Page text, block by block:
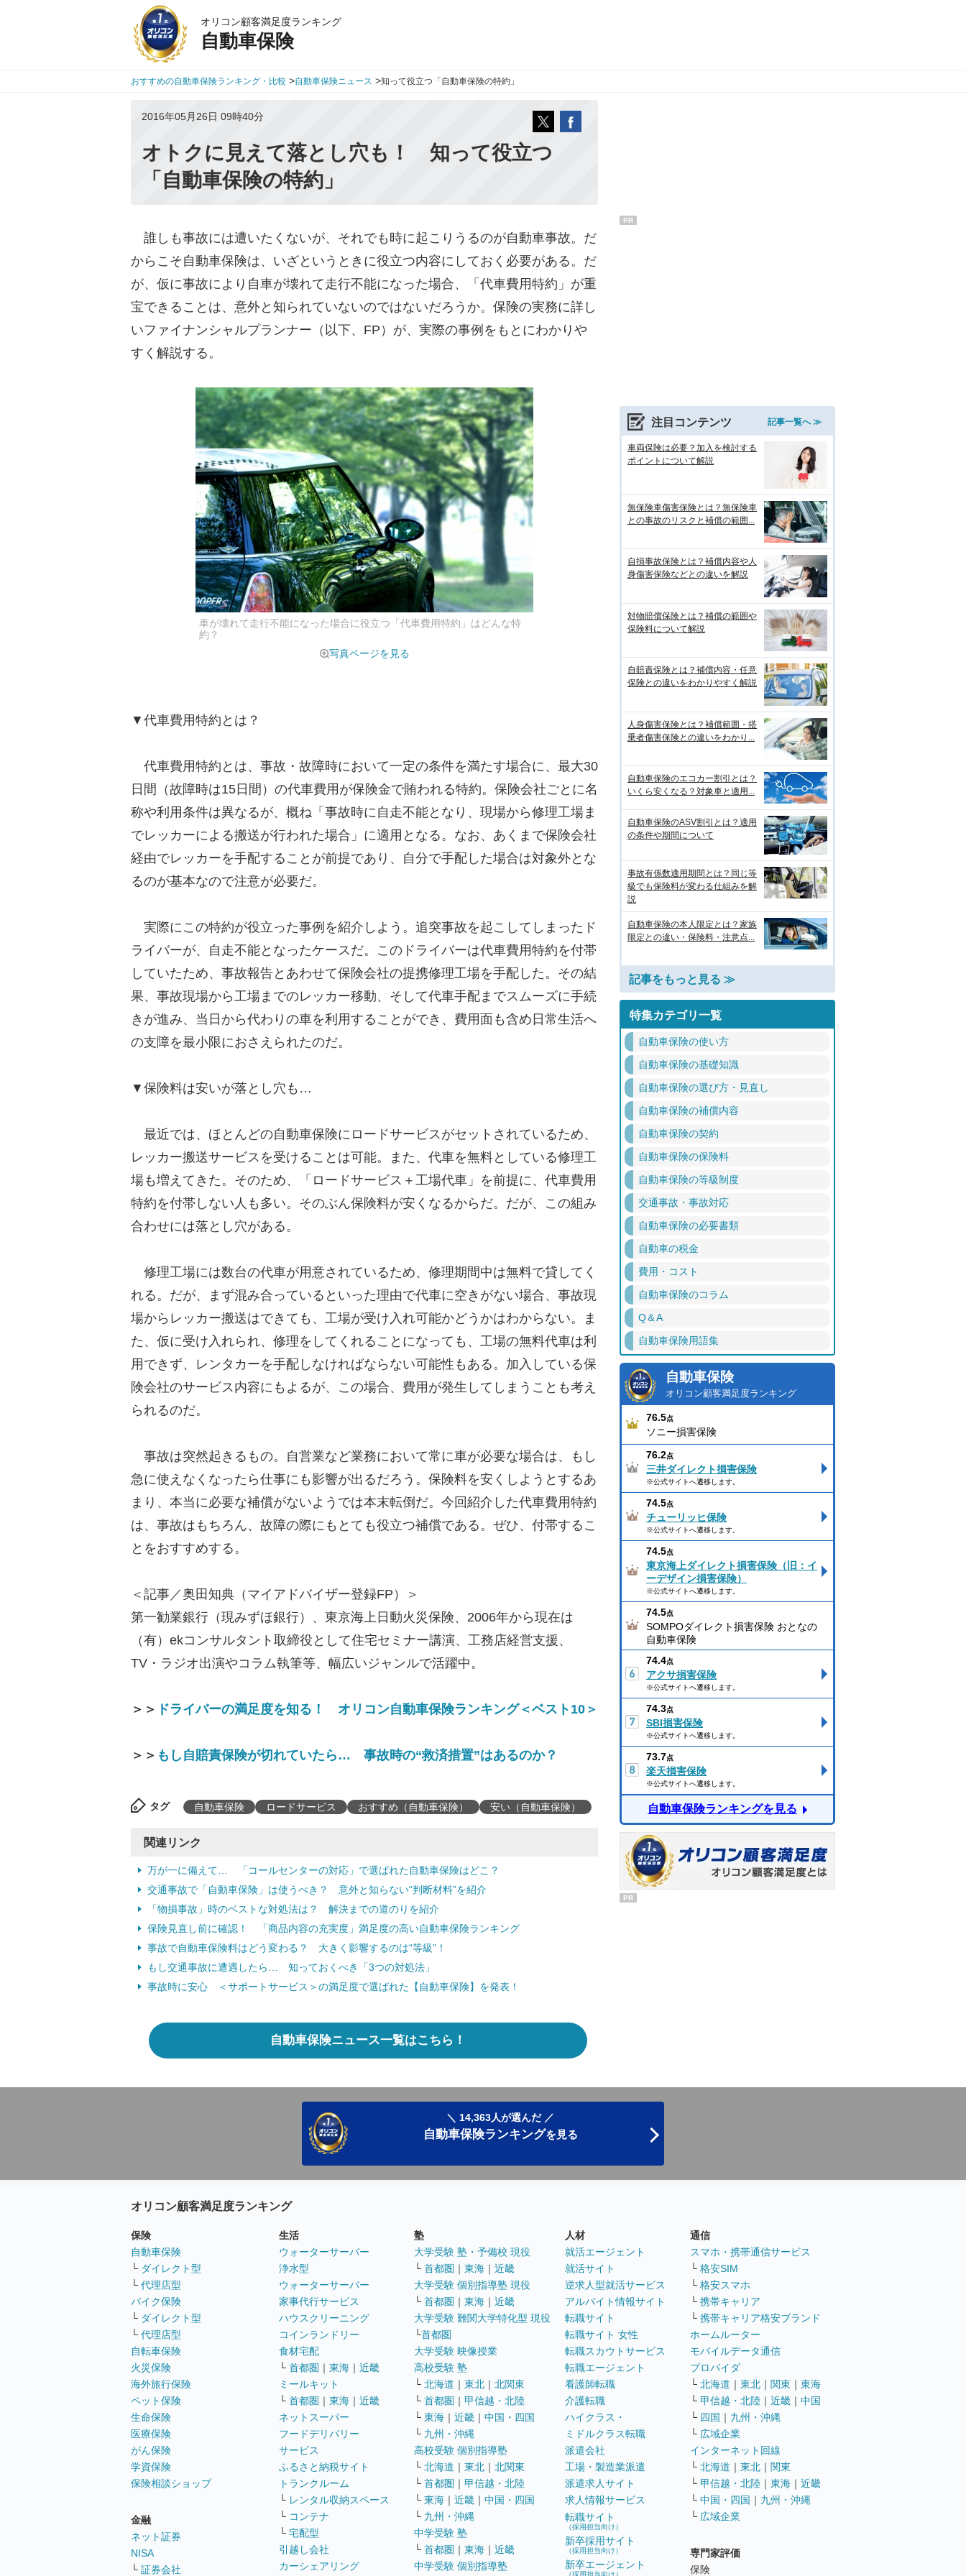
オリコン顧客満足度ランキング
自動車保険
おすすめの自動車保険ランキング・比較 >自動車保険ニュース >知って役立つ「自動車保険の特約」
2016年05月26日 09時40分
オトクに見えて落とし穴も！ 知って役立つ
「自動車保険の特約」
誰しも事故には遭いたくないが、それでも時に起こりうるのが自動車事故。だ
からこそ自動車保険は、いざというときに役立つ内容にしておく必要がある。だ
が、仮に事故により自車が壊れて走行不能になった場合、「代車費用特約」が重
宝できることは、意外と知られていないのではないだろうか。保険の実務に詳し
いファイナンシャルプランナー（以下、FP）が、実際の事例をもとにわかりや
すく解説する。
車が壊れて走行不能になった場合に役立つ「代車費用特約」はどんな特
約？
写真ページを見る
▼代車費用特約とは？
代車費用特約とは、事故・故障時において一定の条件を満たす場合に、最大30
日間（故障時は15日間）の代車費用が保険金で賄われる特約。保険会社ごとに名
称や利用条件は異なるが、概ね「事故時に自走不能となり、現場から修理工場ま
でレッカーによる搬送が行われた場合」に適用となる。なお、あくまで保険会社
経由でレッカーを手配することが前提であり、自分で手配した場合は対象外とな
るのが基本なので注意が必要だ。
実際にこの特約が役立った事例を紹介しよう。追突事故を起こしてしまったド
ライバーが、自走不能となったケースだ。このドライバーは代車費用特約を付帯
していたため、事故報告とあわせて保険会社の提携修理工場を手配した。その結
果、事故現場から工場までのレッカー移動、そして代車手配までスムーズに手続
きが進み、当日から代わりの車を利用することができ、費用面も含め日常生活へ
の支障を最小限におさえられたのだ。
▼保険料は安いが落とし穴も…
最近では、ほとんどの自動車保険にロードサービスがセットされているため、
レッカー搬送サービスを受けることは可能。また、代車を無料としている修理工
場も増えてきた。そのため、「ロードサービス＋工場代車」を前提に、代車費用
特約を付帯しない人も多い。そのぶん保険料が安くなるからだ。だが、この組み
合わせには落とし穴がある。
修理工場には数台の代車が用意されているため、修理期間中は無料で貸してく
れる。だが、まず混み合っているといった理由で代車に空きがない場合、事故現
場からレッカー搬送はできても、工場が受け入れ可能かどうかはわからない。ま
た、仮に受け入れられ、修理をしてくれることになっても、工場の無料代車は利
用できず、レンタカーを手配しなければならない可能性もある。加入している保
険会社のサービス内容にもよるが、この場合、費用が発生してしまうことも考え
られるのだ。
事故は突然起きるもの。自営業など業務において常に車が必要な場合は、もし
急に使えなくなったら仕事にも影響が出るだろう。保険料を安くしようとするあ
まり、本当に必要な補償がないようでは本末転倒だ。今回紹介した代車費用特約
は、事故はもちろん、故障の際にもとても役立つ補償である。ぜひ、付帯するこ
とをおすすめする。
＜記事／奥田知典（マイアドバイザー登録FP）＞
第一勧業銀行（現みずほ銀行）、東京海上日動火災保険、2006年から現在は
（有）ekコンサルタント取締役として住宅セミナー講演、工務店経営支援、
TV・ラジオ出演やコラム執筆等、幅広いジャンルで活躍中。
＞＞ ドライバーの満足度を知る！ オリコン自動車保険ランキング＜ベスト10＞
＞＞ もし自賠責保険が切れていたら… 事故時の“救済措置”はあるのか？
タグ 自動車保険 ロードサービス おすすめ（自動車保険） 安い（自動車保険）
関連リンク
万が一に備えて… 「コールセンターの対応」で選ばれた自動車保険はどこ？
交通事故で「自動車保険」は使うべき？ 意外と知らない“判断材料”を紹介
「物損事故」時のベストな対処法は？ 解決までの道のりを紹介
保険見直し前に確認！ 「商品内容の充実度」満足度の高い自動車保険ランキング
事故で自動車保険料はどう変わる？ 大きく影響するのは“等級”！
もし交通事故に遭遇したら… 知っておくべき「3つの対処法」
事故時に安心 ＜サポートサービス＞の満足度で選ばれた【自動車保険】を発表！
自動車保険ニュース一覧はこちら！
PR
注目コンテンツ 記事一覧へ ≫
車両保険は必要？加入を検討する
ポイントについて解説
無保険車傷害保険とは？無保険車
との事故のリスクと補償の範囲...
自損事故保険とは？補償内容や人
身傷害保険などとの違いを解説
対物賠償保険とは？補償の範囲や
保険料について解説
自賠責保険とは？補償内容・任意
保険との違いをわかりやすく解説
人身傷害保険とは？補償範囲・搭
乗者傷害保険との違いをわかり...
自動車保険のエコカー割引とは？
いくら安くなる？対象車と適用...
自動車保険のASV割引とは？適用
の条件や期間について
事故有係数適用期間とは？同じ等
級でも保険料が変わる仕組みを解
説
自動車保険の本人限定とは？家族
限定との違い・保険料・注意点...
記事をもっと見る ≫
特集カテゴリ一覧
自動車保険の使い方
自動車保険の基礎知識
自動車保険の選び方・見直し
自動車保険の補償内容
自動車保険の契約
自動車保険の保険料
自動車保険の等級制度
交通事故・事故対応
自動車保険の必要書類
自動車の税金
費用・コスト
自動車保険のコラム
Q＆A
自動車保険用語集
自動車保険
オリコン顧客満足度ランキング
76.5点
ソニー損害保険
76.2点
三井ダイレクト損害保険
※公式サイトへ遷移します。
74.5点
チューリッヒ保険
※公式サイトへ遷移します。
74.5点
東京海上ダイレクト損害保険（旧：イ
ーデザイン損害保険）
※公式サイトへ遷移します。
74.5点
SOMPOダイレクト損害保険 おとなの
自動車保険
74.4点
アクサ損害保険
※公式サイトへ遷移します。
74.3点
SBI損害保険
※公式サイトへ遷移します。
73.7点
楽天損害保険
※公式サイトへ遷移します。
自動車保険ランキングを見る
PR
＼ 14,363人が選んだ ／
自動車保険ランキングを見る
オリコン顧客満足度ランキング
保険
自動車保険
└ ダイレクト型
└ 代理店型
バイク保険
└ ダイレクト型
└ 代理店型
自転車保険
火災保険
海外旅行保険
ペット保険
生命保険
医療保険
がん保険
学資保険
保険相談ショップ
金融
ネット証券
NISA
└ 証券会社
生活
ウォーターサーバー
浄水型
ウォーターサーバー
家事代行サービス
ハウスクリーニング
コインランドリー
食材宅配
└ 首都圏 ｜ 東海 ｜ 近畿
ミールキット
└ 首都圏 ｜ 東海 ｜ 近畿
ネットスーパー
フードデリバリー
サービス
ふるさと納税サイト
トランクルーム
└ レンタル収納スペース
└ コンテナ
└ 宅配型
引越し会社
カーシェアリング
塾
大学受験 塾・予備校 現役
└ 首都圏 ｜ 東海 ｜ 近畿
大学受験 個別指導塾 現役
└ 首都圏 ｜ 東海 ｜ 近畿
大学受験 難関大学特化型 現役
└首都圏
大学受験 映像授業
高校受験 塾
└ 北海道 ｜ 東北 ｜ 北関東
└ 首都圏 ｜ 甲信越・北陸
└ 東海 ｜ 近畿 ｜ 中国・四国
└ 九州・沖縄
高校受験 個別指導塾
└ 北海道 ｜ 東北 ｜ 北関東
└ 首都圏 ｜ 甲信越・北陸
└ 東海 ｜ 近畿 ｜ 中国・四国
└ 九州・沖縄
中学受験 塾
└ 首都圏 ｜ 東海 ｜ 近畿
中学受験 個別指導塾
人材
就活エージェント
就活サイト
逆求人型就活サービス
アルバイト情報サイト
転職サイト
転職サイト 女性
転職スカウトサービス
転職エージェント
看護師転職
介護転職
ハイクラス・
ミドルクラス転職
派遣会社
工場・製造業派遣
派遣求人サイト
求人情報サービス
転職サイト
（採用担当向け）
新卒採用サイト
（採用担当向け）
新卒エージェント
（採用担当向け）
通信
スマホ・携帯通信サービス
└ 格安SIM
└ 格安スマホ
└ 携帯キャリア
└ 携帯キャリア格安ブランド
ホームルーター
モバイルデータ通信
プロバイダ
└ 北海道 ｜ 東北 ｜ 関東 ｜ 東海
└ 甲信越・北陸 ｜ 近畿 ｜ 中国
└ 四国 ｜ 九州・沖縄
└ 広域企業
インターネット回線
└ 北海道 ｜ 東北 ｜ 関東
└ 甲信越・北陸 ｜ 東海 ｜ 近畿
└ 中国・四国 ｜ 九州・沖縄
└ 広域企業
専門家評価
保険